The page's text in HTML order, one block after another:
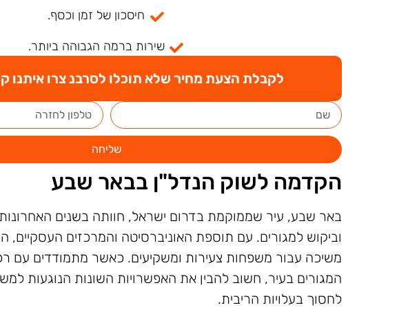
חיסכון של זמן וכסף.
שירות ברמה הגבוהה ביותר.
לקבלת הצעת מחיר שלא תוכלו לסרבנ צרו איתנו
שליחה
הקדמה לשוק הנדל"ן בבאר שבע
באר שבע, עיר שממוקמת בדרום ישראל, חוותה בשנים האחרונות
וביקוש למגורים. עם תוספת האוניברסיטה והמרכזים העסקיים,
משיכה עבור משפחות צעירות ומשקיעים. כאשר מתמודדים עם
המגורים בעיר, חשוב להבין את האפשרויות השונות הנוגעות
לחסוך בעלויות הריבית.